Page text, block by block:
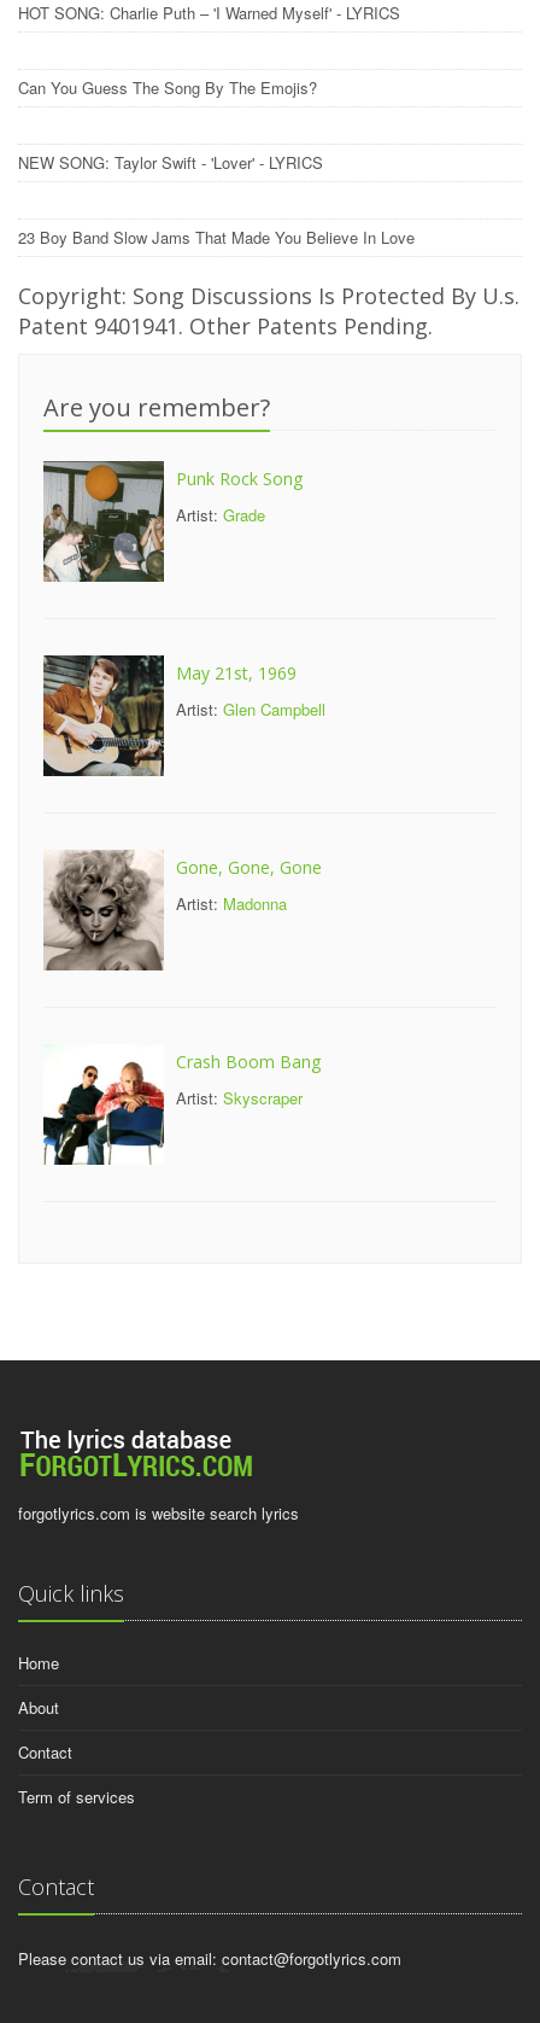
HOT SONG: Charlie Puth – 'I Warned Myself' - LYRICS
Can You Guess The Song By The Emojis?
NEW SONG: Taylor Swift - 'Lover' - LYRICS
23 Boy Band Slow Jams That Made You Believe In Love
Copyright: Song Discussions Is Protected By U.s.
Patent 9401941. Other Patents Pending.
Are you remember?
Punk Rock Song
Artist: Grade
May 21st, 1969
Artist: Glen Campbell
Gone, Gone, Gone
Artist: Madonna
Crash Boom Bang
Artist: Skyscraper
forgotlyrics.com is website search lyrics
Quick links
Home
About
Contact
Term of services
Contact
Please contact us via email: contact@forgotlyrics.com